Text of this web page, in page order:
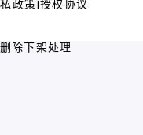
政策|授权协议
除下架处理